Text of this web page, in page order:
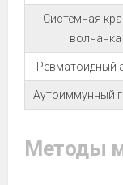
Системная
волчанка
Ревматоидный
Аутоиммунный
Методы